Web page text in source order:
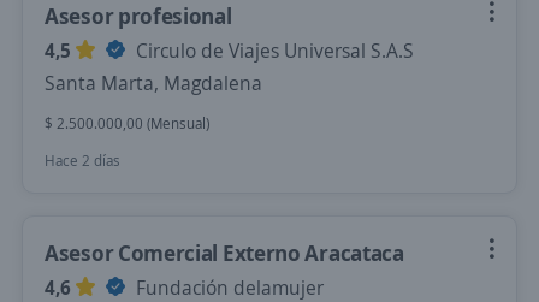
Asesor profesional
4,5
Circulo de Viajes Universal S.A.S
Santa Marta, Magdalena
$ 2.500.000,00 (Mensual)
Hace 2 días
Asesor Comercial Externo Aracataca
4,6
Fundación delamujer